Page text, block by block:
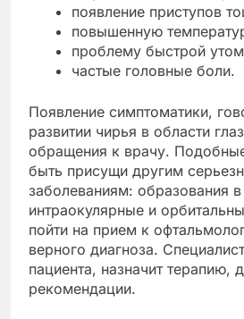
появление приступов
повышенную
проблему быстрой
частые головные боли.
Появление симптоматики,
развитии чирья в области
обращения к врачу.
быть присущи другим
заболеваниям: образования
интраокулярные и
пойти на прием к
верного диагноза.
пациента, назначит терапию,
рекомендации.